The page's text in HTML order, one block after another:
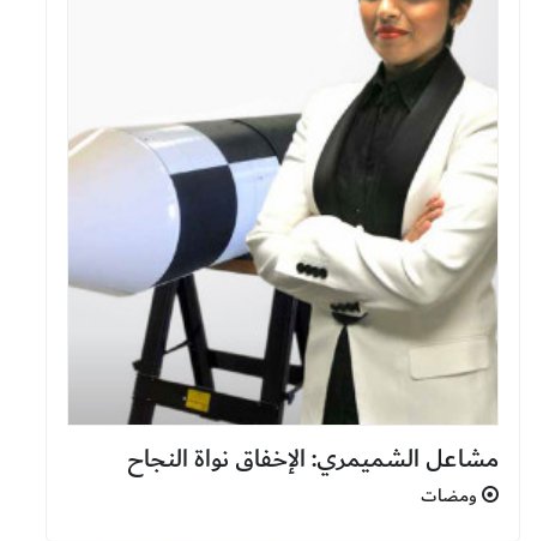
مشاعل الشميمري: الإخفاق نواة النجاح
ومضات